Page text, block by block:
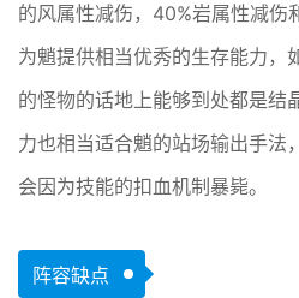
的风属性减伤，40%岩属性减伤
为魈提供相当优秀的生存能力，
的怪物的话地上能够到处都是结
力也相当适合魈的站场输出手法
会因为技能的扣血机制暴毙。
阵容缺点